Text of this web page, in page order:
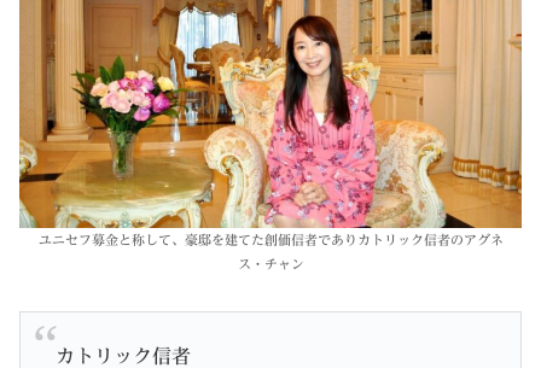
ユニセフ募金と称して、豪邸を建てた創価信者でありカトリック信者のアグネ
ス・チャン
カトリック信者